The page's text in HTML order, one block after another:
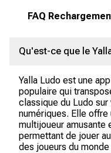
FAQ
Qu'est-ce que le
Yalla Ludo est une
populaire qui
classique du Ludo sur
numériques. Elle
multijoueur amusante
permettant de jouer
des joueurs du monde